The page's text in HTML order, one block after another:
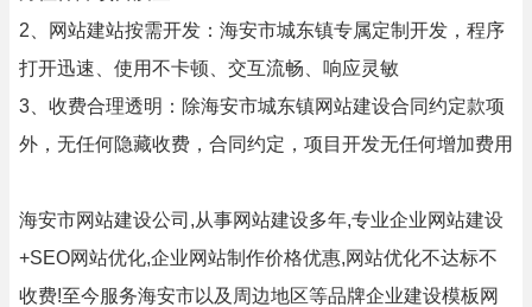
2、网站建站按需开发：海安市城东镇专属定制开发，程序
打开迅速、使用不卡顿、交互流畅、响应灵敏
3、收费合理透明：除海安市城东镇网站建设合同约定款项
外，无任何隐藏收费，合同约定，项目开发无任何增加费用
海安市网站建设公司,从事网站建设多年,专业企业网站建设
+SEO网站优化,企业网站制作价格优惠,网站优化不达标不
收费!至今服务海安市以及周边地区等品牌企业建设模板网